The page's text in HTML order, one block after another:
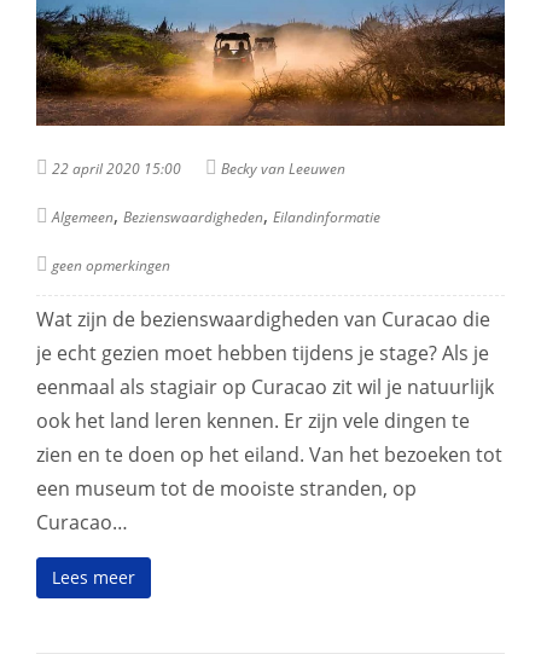
22 april 2020 15:00 Becky van Leeuwen
Algemeen, Bezienswaardigheden, Eilandinformatie
geen opmerkingen
Wat zijn de bezienswaardigheden van Curacao die
je echt gezien moet hebben tijdens je stage? Als je
eenmaal als stagiair op Curacao zit wil je natuurlijk
ook het land leren kennen. Er zijn vele dingen te
zien en te doen op het eiland. Van het bezoeken tot
een museum tot de mooiste stranden, op
Curacao…
Lees meer